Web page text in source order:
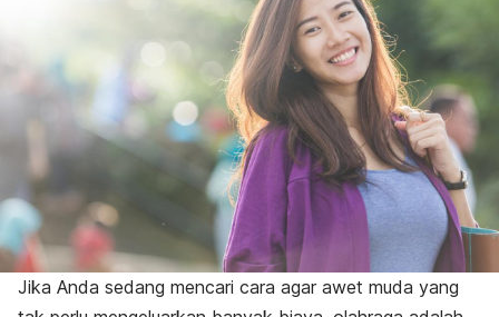
Jika Anda sedang mencari cara agar awet muda yang